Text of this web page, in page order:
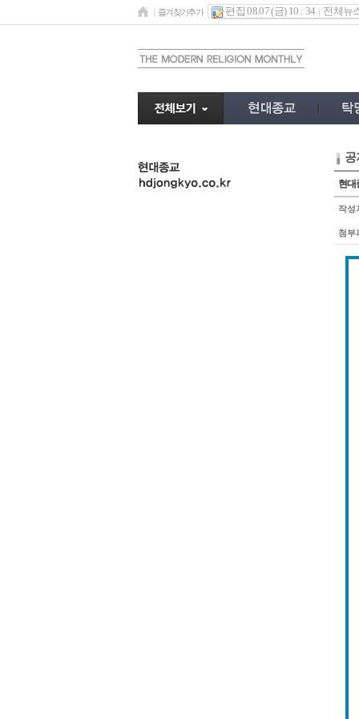
즐겨찾기추가 편집 08.07 (금) 10 : 34 전체뉴
공
현대
작성
첨부